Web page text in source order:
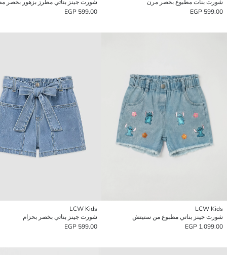
شورت بنات مطبوع بخصر مرن
599.00 EGP
شورت جينز بناتي مطرز بزهور بخصر
599.00 EGP
LCW Kids
شورت جينز بناتي مطبوع من ستيتش
1,099.00 EGP
LCW Kids
شورت جينز بناتي بخصر بحزام
599.00 EGP